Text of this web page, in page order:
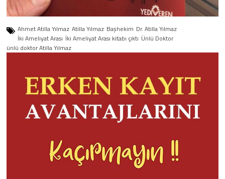
Ahmet Atilla Yılmaz Atilla Yılmaz Başhekim Dr. Atilla Yılmaz
İki Ameliyat Arası İki Ameliyat Arası kitabı çıktı Ünlü Doktor
ünlü doktor Atilla Yılmaz